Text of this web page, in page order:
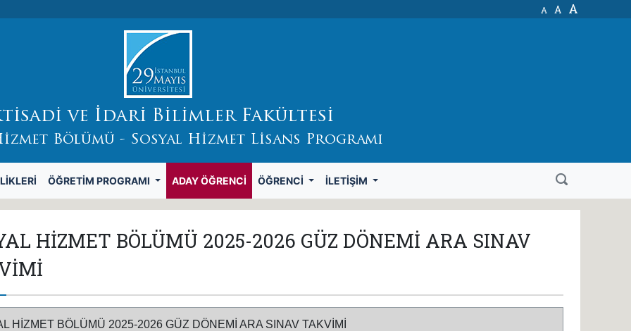
A A A
ve İdari Bilimler Fakültesi
Bölümü - Sosyal Hizmet Lisans Programı
ÖĞRETIM PROGRAMI ADAY ÖĞRENCI ÖĞRENCI İLETIŞIM
HİZMET BÖLÜMÜ 2025-2026 GÜZ DÖNEMİ ARA SINAV
HİZMET BÖLÜMÜ 2025-2026 GÜZ DÖNEMİ ARA SINAV TAKVİMİ